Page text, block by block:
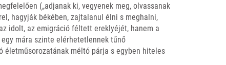
(„adjanak ki, vegyenek meg, olvassanak
hagyják békében, zajtalanul élni s meghalni,
idolt, az emigráció féltett ereklyéjét, hanem a
mára szinte elérhetetlennek tűnő
életműsorozatának méltó párja s egyben hiteles